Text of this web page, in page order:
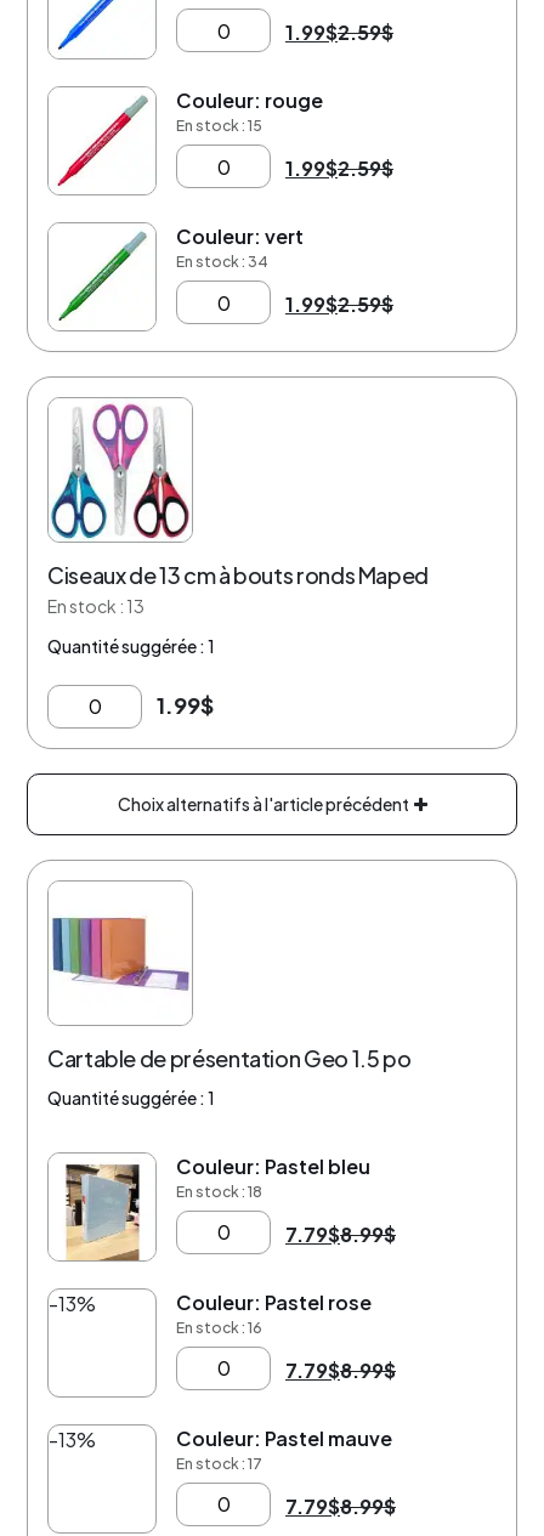
1.99$2.59$
-23% Couleur: rouge
En stock : 15
1.99$2.59$
-23% Couleur: vert
En stock : 34
1.99$2.59$
Ciseaux de 13 cm à bouts ronds Maped
En stock : 13
Quantité suggérée : 1
1.99$
Choix alternatifs à l'article précédent
Cartable de présentation Geo 1.5 po
Quantité suggérée : 1
-13% Couleur: Pastel bleu
En stock : 18
7.79$8.99$
-13% Couleur: Pastel rose
En stock : 16
7.79$8.99$
-13% Couleur: Pastel mauve
En stock : 17
7.79$8.99$